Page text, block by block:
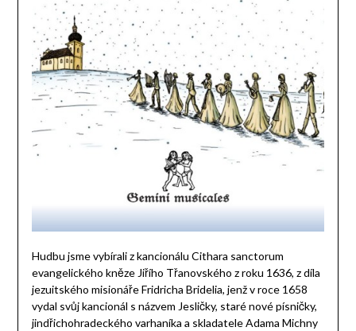
Hudbu jsme vybírali z kancionálu Cithara sanctorum
evangelického kněze Jiřího Třanovského z roku 1636, z díla
jezuitského misionáře Fridricha Bridelia, jenž v roce 1658
vydal svůj kancionál s názvem Jesličky, staré nové písničky,
jindřichohradeckého varhaníka a skladatele Adama Michny